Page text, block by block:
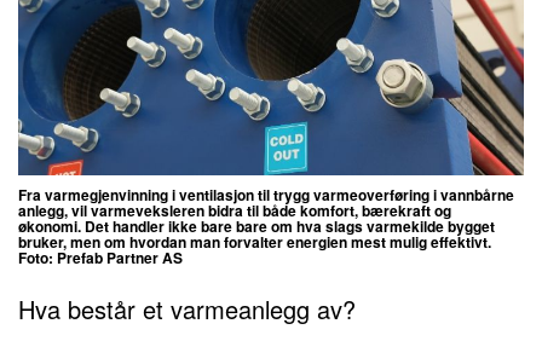
Fra varmegjenvinning i ventilasjon til trygg varmeoverføring i vannbårne
anlegg, vil varmeveksleren bidra til både komfort, bærekraft og
økonomi. Det handler ikke bare bare om hva slags varmekilde bygget
bruker, men om hvordan man forvalter energien mest mulig effektivt.
Foto: Prefab Partner AS
Hva består et varmeanlegg av?